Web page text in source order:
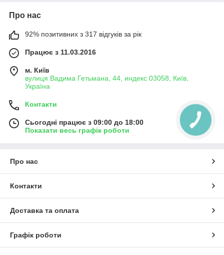
Про нас
92% позитивних з 317 відгуків за рік
Працює з 11.03.2016
м. Київ
вулиця Вадима Гетьмана, 44, индекс 03058, Київ,
Україна
Контакти
Сьогодні працює з 09:00 до 18:00
Показати весь графік роботи
Про нас
Контакти
Доставка та оплата
Графік роботи